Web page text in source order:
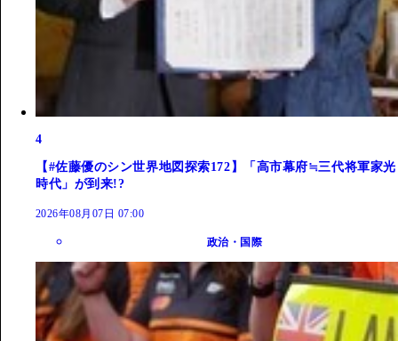
4
【#佐藤優のシン世界地図探索172】「高市幕府≒三代将軍家光
時代」が到来!?
2026年08月07日 07:00
政治・国際